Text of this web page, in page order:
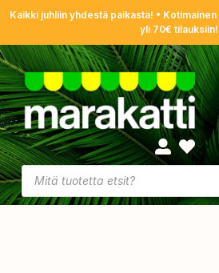
Kaikki juhliin yhdestä paikasta! •
yli 70€ tilauksiin!